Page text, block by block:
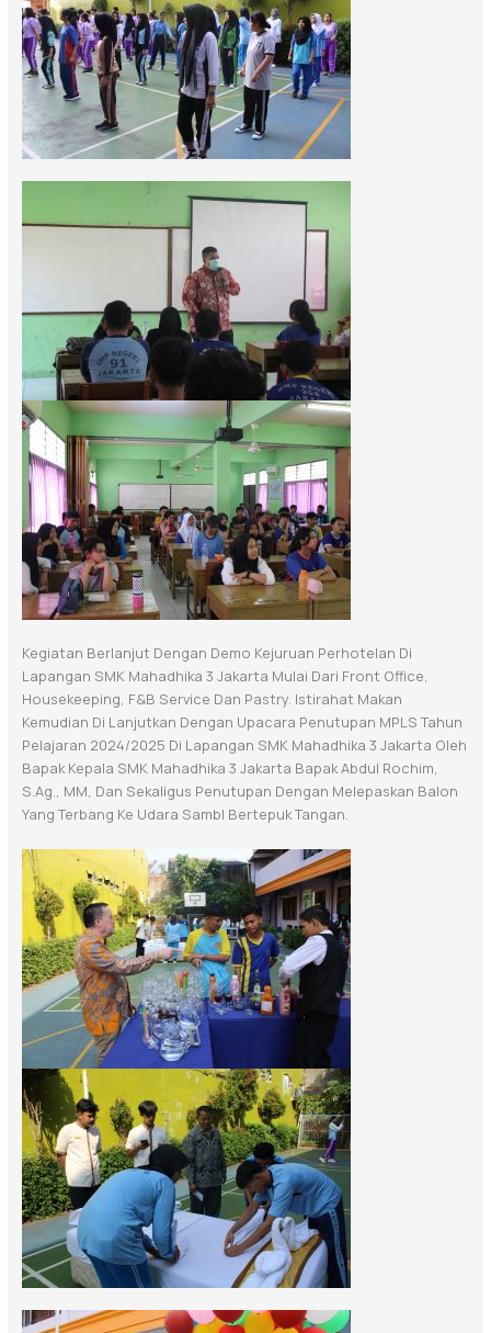
Kegiatan Berlanjut Dengan Demo Kejuruan Perhotelan Di
Lapangan SMK Mahadhika 3 Jakarta Mulai Dari Front Office,
Housekeeping, F&B Service Dan Pastry. Istirahat Makan
Kemudian Di Lanjutkan Dengan Upacara Penutupan MPLS Tahun
Pelajaran 2024/2025 Di Lapangan SMK Mahadhika 3 Jakarta Oleh
Bapak Kepala SMK Mahadhika 3 Jakarta Bapak Abdul Rochim,
S.Ag., MM, Dan Sekaligus Penutupan Dengan Melepaskan Balon
Yang Terbang Ke Udara Sambl Bertepuk Tangan.